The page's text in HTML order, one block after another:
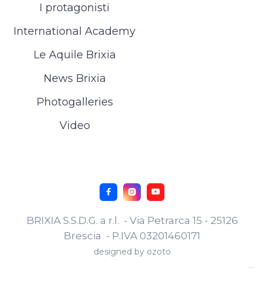
I protagonisti
International Academy
Le Aquile Brixia
News Brixia
Photogalleries
Video
BRIXIA S.S.D.G. a r.l. - Via Petrarca 15 - 25126
Brescia - P.IVA 03201460171
designed by ozoto
  